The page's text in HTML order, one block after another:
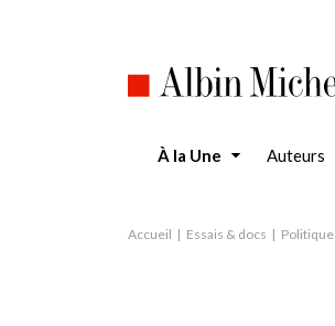
À la Une Auteurs
Accueil Essais & docs Politique